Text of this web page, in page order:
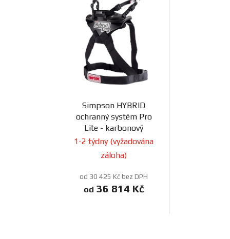
Simpson HYBRID
ochranný systém Pro
Lite - karbonový
1-2 týdny (vyžadována
záloha)
od 30 425 Kč bez DPH
od 36 814 Kč